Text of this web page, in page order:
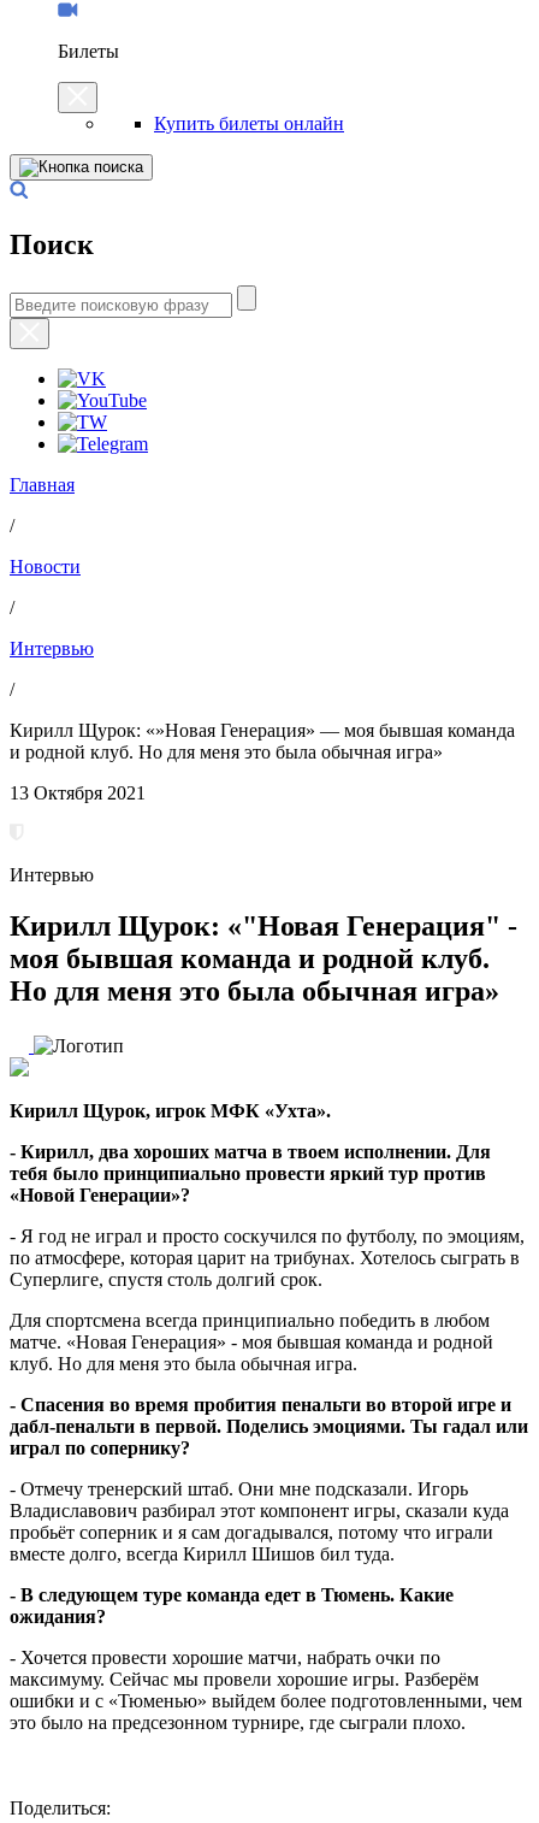
Билеты
Купить билеты онлайн
Поиск
Главная
/
Новости
/
Интервью
/
Кирилл Щурок: «»Новая Генерация» — моя бывшая команда
и родной клуб. Но для меня это была обычная игра»
13 Октября 2021
Интервью
Кирилл Щурок: «"Новая Генерация" -
моя бывшая команда и родной клуб.
Но для меня это была обычная игра»
Кирилл Щурок, игрок МФК «Ухта».
- Кирилл, два хороших матча в твоем исполнении. Для
тебя было принципиально провести яркий тур против
«Новой Генерации»?
- Я год не играл и просто соскучился по футболу, по эмоциям,
по атмосфере, которая царит на трибунах. Хотелось сыграть в
Суперлиге, спустя столь долгий срок.
Для спортсмена всегда принципиально победить в любом
матче. «Новая Генерация» - моя бывшая команда и родной
клуб. Но для меня это была обычная игра.
- Спасения во время пробития пенальти во второй игре и
дабл-пенальти в первой. Поделись эмоциями. Ты гадал или
играл по сопернику?
- Отмечу тренерский штаб. Они мне подсказали. Игорь
Владиславович разбирал этот компонент игры, сказали куда
пробьёт соперник и я сам догадывался, потому что играли
вместе долго, всегда Кирилл Шишов бил туда.
- В следующем туре команда едет в Тюмень. Какие
ожидания?
- Хочется провести хорошие матчи, набрать очки по
максимуму. Сейчас мы провели хорошие игры. Разберём
ошибки и с «Тюменью» выйдем более подготовленными, чем
это было на предсезонном турнире, где сыграли плохо.
Поделиться: